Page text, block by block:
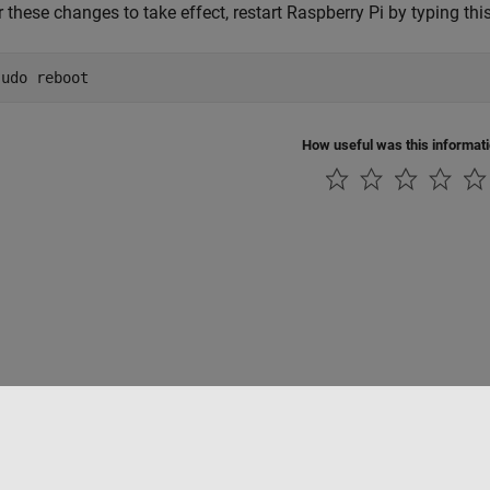
these changes to take effect, restart Raspberry Pi by typing
reboot
How useful was this